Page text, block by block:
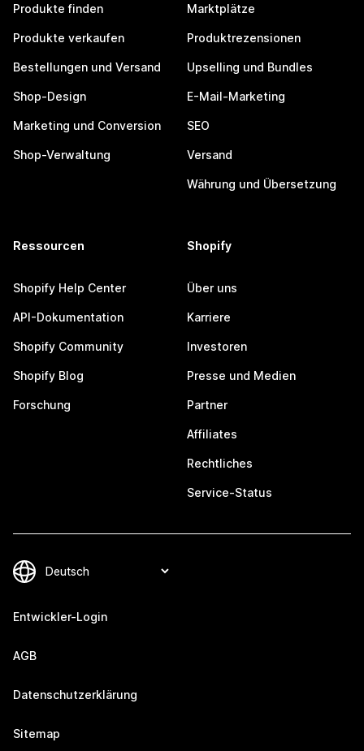
Produkte finden
Produkte verkaufen
Bestellungen und Versand
Shop-Design
Marketing und Conversion
Shop-Verwaltung
Marktplätze
Produktrezensionen
Upselling und Bundles
E-Mail-Marketing
SEO
Versand
Währung und Übersetzung
Ressourcen
Shopify Help Center
API-Dokumentation
Shopify Community
Shopify Blog
Forschung
Shopify
Über uns
Karriere
Investoren
Presse und Medien
Partner
Affiliates
Rechtliches
Service-Status
Entwickler-Login
AGB
Datenschutzerklärung
Sitemap